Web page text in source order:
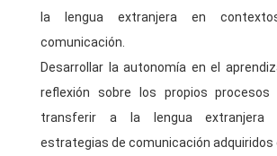
la lengua extranjera en
comunicación.
Desarrollar la autonomía en el
reflexión sobre los propios procesos
transferir a la lengua extranjera
estrategias de comunicación adquiridos